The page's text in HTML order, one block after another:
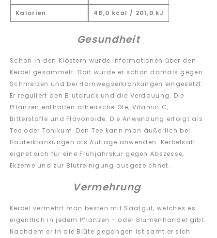
Kalorien 48,0 kcal / 201,0 kJ
Gesundheit
Schon in den Klöstern wurde Informationen über den
Kerbel gesammelt. Dort wurde er schon damals gegen
Schmerzen und bei Harnwegserkrankungen eingesetzt.
Er reguliert den Blutdruck und die Verdauung. Die
Pflanzen enthalten ätherische Öle, Vitamin C,
Bitterstoffe und Flavonoide. Die Anwendung erfolgt als
Tee oder Tonikum. Den Tee kann man äußerlich bei
Hauterkrankungen als Auflage anwenden. Kerbelsaft
eignet sich für eine Frühjahrskur gegen Abszesse,
Ekzeme und zur Blutreinigung ausgezeichnet.
Vermehrung
Kerbel vermehrt man besten mit Saatgut, welches es
eigentlich in jedem Pflanzen.- oder Blumenhandel gibt.
Nachdem er in die Blüte gegangen ist samt er sich